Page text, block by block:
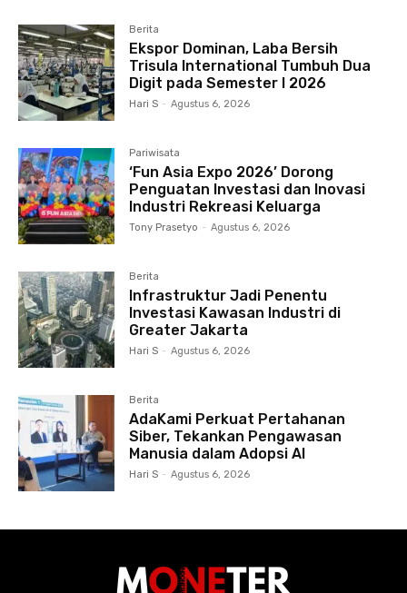
Berita
Ekspor Dominan, Laba Bersih
Trisula International Tumbuh Dua
Digit pada Semester I 2026
Hari S - Agustus 6, 2026
Pariwisata
‘Fun Asia Expo 2026’ Dorong
Penguatan Investasi dan Inovasi
Industri Rekreasi Keluarga
Tony Prasetyo - Agustus 6, 2026
Berita
Infrastruktur Jadi Penentu
Investasi Kawasan Industri di
Greater Jakarta
Hari S - Agustus 6, 2026
Berita
AdaKami Perkuat Pertahanan
Siber, Tekankan Pengawasan
Manusia dalam Adopsi AI
Hari S - Agustus 6, 2026